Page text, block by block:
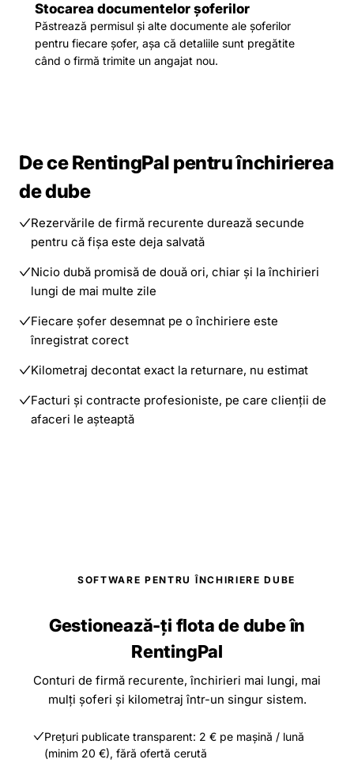
Stocarea documentelor șoferilor
Păstrează permisul și alte documente ale șoferilor
pentru fiecare șofer, așa că detaliile sunt pregătite
când o firmă trimite un angajat nou.
De ce RentingPal pentru închirierea
de dube
Rezervările de firmă recurente durează secunde
pentru că fișa este deja salvată
Nicio dubă promisă de două ori, chiar și la închirieri
lungi de mai multe zile
Fiecare șofer desemnat pe o închiriere este
înregistrat corect
Kilometraj decontat exact la returnare, nu estimat
Facturi și contracte profesioniste, pe care clienții de
afaceri le așteaptă
SOFTWARE PENTRU ÎNCHIRIERE DUBE
Gestionează-ți flota de dube în
RentingPal
Conturi de firmă recurente, închirieri mai lungi, mai
mulți șoferi și kilometraj într-un singur sistem.
Prețuri publicate transparent: 2 € pe mașină / lună
(minim 20 €), fără ofertă cerută